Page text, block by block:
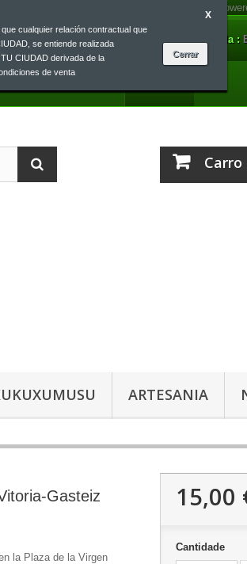
cualquier relación contractual que
se entiende realizada
CIUDAD derivada de la
de venta
X
Moeda :
Contacta connosco
Carro
ARTESANIA
Gasteiz
la Plaza de la Virgen
15,00
Cantidade